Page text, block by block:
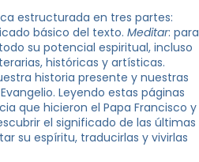
estructurada en tres partes:
básico del texto. Meditar: para
su potencial espiritual, incluso
históricas y artísticas.
historia presente y nuestras
Leyendo estas páginas
que hicieron el Papa Francisco y
el significado de las últimas
su espíritu, traducirlas y vivirlas